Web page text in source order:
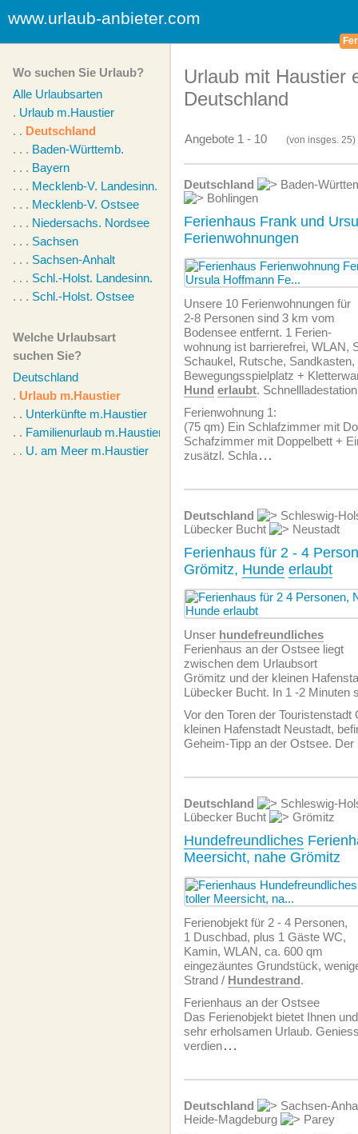
www.urlaub-anbieter.com
Wo suchen Sie Urlaub?
Alle Urlaubsarten
. Urlaub m.Haustier
. . Deutschland
. . . Baden-Württemb.
. . . Bayern
. . . Mecklenb-V. Landesinn.
. . . Mecklenb-V. Ostsee
. . . Niedersachs. Nordsee
. . . Sachsen
. . . Sachsen-Anhalt
. . . Schl.-Holst. Landesinn.
. . . Schl.-Holst. Ostsee
Welche Urlaubsart
suchen Sie?
Deutschland
. Urlaub m.Haustier
. . Unterkünfte m.Haustier
. . Familienurlaub m.Haustier
. . U. am Meer m.Haustier
Urlaub mit Haustier
Deutschland
Angebote 1 - 10 (von insges. 25)
Deutschland
Baden-
Bohlingen
Ferienhaus Frank und
Ferienwohnungen
Unsere 10 Ferien­wohnungen für
2-8 Personen sind 3 km vom
Bodensee entfernt. 1 Ferien­
wohnung ist barrierefrei, WLAN,
Schaukel, Rutsche, Sandkasten,
Bewegungsspielplatz +
Hund erlaubt.
Ferien­wohnung 1:
(75 qm) Ein Schlafzimmer mit
Schafzimmer mit Doppelbett +
zusätzl. Schla...
Deutschland
Schleswig-
Lübecker Bucht
Neustadt
Ferienhaus für 2 - 4
Grömitz, Hunde erlaubt
Unser hundefreundliches
Ferienhaus an der Ostsee liegt
zwischen dem Urlaubsort
Grömitz und der kleinen
Lübecker Bucht. In 1 -2 Minuten
Vor den Toren der Touristenstadt
kleinen Hafenstadt Neustadt,
Geheim-Tipp an der Ostsee. Der
Deutschland
Schleswig-
Lübecker Bucht
Grömitz
Hundefreundliches
Meersicht, nahe Grömitz
Ferienobjekt für 2 - 4 Personen,
1 Duschbad, plus 1 Gäste WC,
Kamin, WLAN, ca. 600 qm
eingezäuntes Grundstück,
Strand / Hundestrand.
Ferienhaus an der Ostsee
Das Ferienobjekt bietet Ihnen
sehr erholsamen Urlaub.
verdien...
Deutschland
Sachsen-
Heide-Magdeburg
Parey